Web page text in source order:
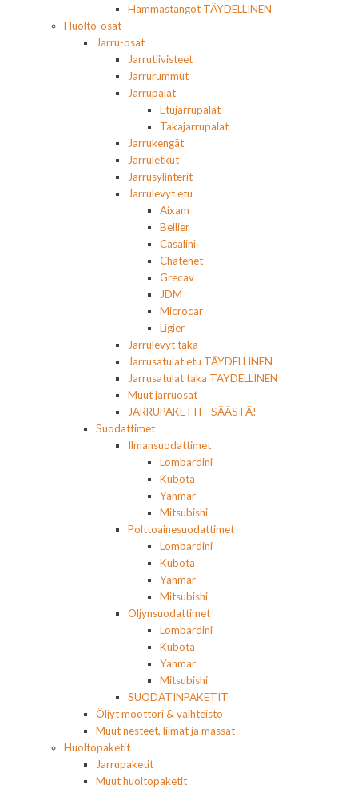
Hammastangot TÄYDELLINEN
Huolto-osat
Jarru-osat
Jarrutiivisteet
Jarrurummut
Jarrupalat
Etujarrupalat
Takajarrupalat
Jarrukengät
Jarruletkut
Jarrusylinterit
Jarrulevyt etu
Aixam
Bellier
Casalini
Chatenet
Grecav
JDM
Microcar
Ligier
Jarrulevyt taka
Jarrusatulat etu TÄYDELLINEN
Jarrusatulat taka TÄYDELLINEN
Muut jarruosat
JARRUPAKETIT -SÄÄSTÄ!
Suodattimet
Ilmansuodattimet
Lombardini
Kubota
Yanmar
Mitsubishi
Polttoainesuodattimet
Lombardini
Kubota
Yanmar
Mitsubishi
Öljynsuodattimet
Lombardini
Kubota
Yanmar
Mitsubishi
SUODATINPAKETIT
Öljyt moottori & vaihteisto
Muut nesteet, liimat ja massat
Huoltopaketit
Jarrupaketit
Muut huoltopaketit